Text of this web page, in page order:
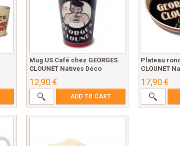
Mug US Café chez GEORGES
CLOUNET Natives Déco
12,90 €
ADD TO CART
Plateau rond
CLOUNET
17,90 €